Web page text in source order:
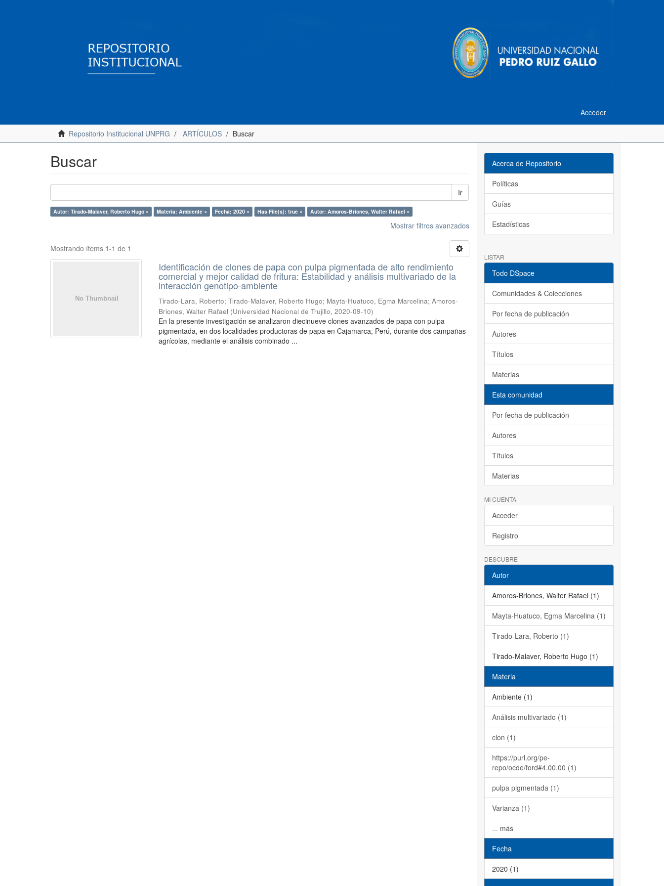
Acceder
Repositorio Institucional UNPRG ARTÍCULOS Buscar
Buscar
Ir
Autor: Tirado-Malaver, Roberto Hugo × Materia: Ambiente × Fecha: 2020 × Has File(s): true × Autor: Amoros-Briones, Walter Rafael ×
Mostrar filtros avanzados
Mostrando ítems 1-1 de 1
Identificación de clones de papa con pulpa pigmentada de alto rendimiento
comercial y mejor calidad de fritura: Estabilidad y análisis multivariado de la
interacción genotipo-ambiente
Tirado-Lara, Roberto;Tirado-Malaver, Roberto Hugo; Mayta-Huatuco, Egma Marcelina;Amoros-
Briones, Walter Rafael (Universidad Nacional de Trujillo,2020-09-10)
En la presente investigación se analizaron diecinueve clones avanzados de papa con pulpa
pigmentada, en dos localidades productoras de papa en Cajamarca, Perú, durante dos campañas
agrícolas, mediante el análisis combinado ...
Acerca de Repositorio
Políticas
Guías
Estadísticas
LISTAR
Todo DSpace
Comunidades & Colecciones
Por fecha de publicación
Autores
Títulos
Materias
Esta comunidad
Por fecha de publicación
Autores
Títulos
Materias
MI CUENTA
Acceder
Registro
DESCUBRE
Autor
Amoros-Briones, Walter Rafael (1)
Mayta-Huatuco, Egma Marcelina (1)
Tirado-Lara, Roberto (1)
Tirado-Malaver, Roberto Hugo (1)
Materia
Ambiente (1)
Análisis multivariado (1)
clon (1)
https://purl.org/pe-
repo/ocde/ford#4.00.00 (1)
pulpa pigmentada (1)
Varianza (1)
... más
Fecha
2020 (1)